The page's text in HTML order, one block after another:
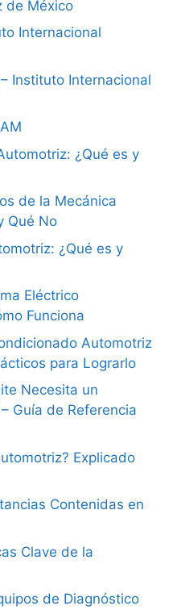
de México
Internacional
Instituto Internacional
¿Qué es y
de la Mecánica
Qué No
¿Qué es y
Eléctrico
Funciona
Automotriz
para Lograrlo
Necesita un
Guía de Referencia
Explicado
Contenidas en
Clave de la
de Diagnóstico